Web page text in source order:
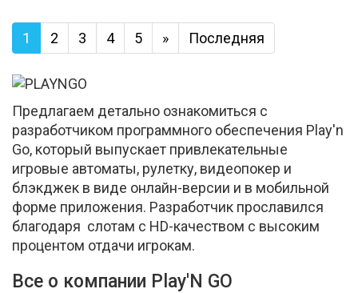
1 2 3 4 5 » Последняя
Предлагаем детально ознакомиться с
разработчиком программного обеспечения Play'n
Go, который выпускает привлекательные
игровые автоматы, рулетку, видеопокер и
блэкджек в виде онлайн-версии и в мобильной
форме приложения. Разработчик прославился
благодаря слотам с HD-качеством с высоким
процентом отдачи игрокам.
Все о компании Play'N GO